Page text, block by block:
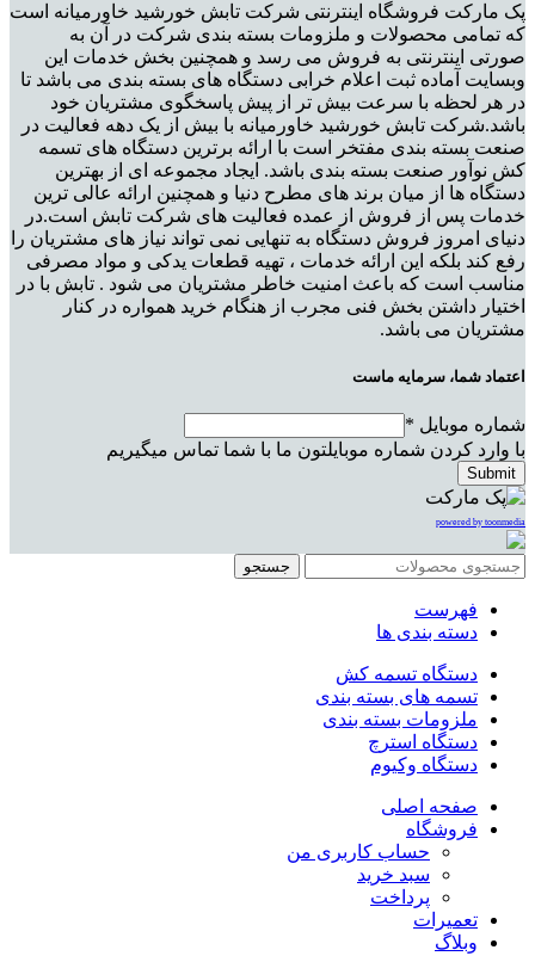
پک مارکت فروشگاه اینترنتی شرکت تابش خورشید خاورمیانه است
که تمامی محصولات و ملزومات بسته بندی شرکت در آن به
صورتی اینترنتی به فروش می رسد و همچنین بخش خدمات این
وبسایت آماده ثبت اعلام خرابی دستگاه های بسته بندی می باشد تا
در هر لحظه با سرعت بیش تر از پیش پاسخگوی مشتریان خود
باشد.شرکت تابش خورشید خاورمیانه با بیش از یک دهه فعالیت در
صنعت بسته بندی مفتخر است با ارائه برترین دستگاه های تسمه
کش نوآور صنعت بسته بندی باشد. ایجاد مجموعه ای از بهترین
دستگاه ها از میان برند های مطرح دنیا و همچنین ارائه عالی ترین
خدمات پس از فروش از عمده فعالیت های شرکت تابش است.در
دنیای امروز فروش دستگاه به تنهایی نمی تواند نیاز های مشتریان را
رفع کند بلکه این ارائه خدمات ، تهیه قطعات یدکی و مواد مصرفی
مناسب است که باعث امنیت خاطر مشتریان می شود . تابش با در
اختیار داشتن بخش فنی مجرب از هنگام خرید همواره در کنار
مشتریان می باشد.
اعتماد شما، سرمایه ماست
شماره موبایل *
با وارد کردن شماره موبایلتون ما با شما تماس میگیریم
Submit
powered by toonmedia
جستجو
فهرست
دسته بندی ها
دستگاه تسمه کش
تسمه های بسته بندی
ملزومات بسته بندی
دستگاه استرچ
دستگاه وکیوم
صفحه اصلی
فروشگاه
حساب کاربری من
سبد خرید
پرداخت
تعمیرات
وبلاگ